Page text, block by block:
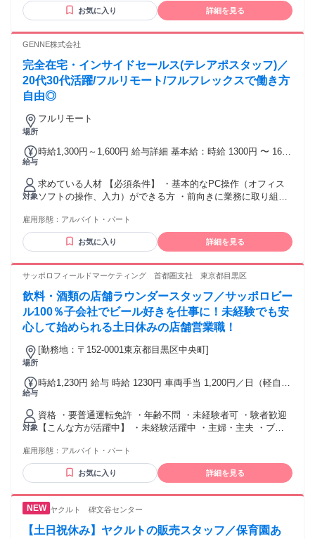
験歓迎 ✱第二新卒歓迎 ✱ブランクOK ✱フリーター歓迎 20
代・30代の若手や男女共に多数活躍中！ 同業・他社からの転
トから始めたい ✱運転や外回りの仕事が好き ✱色んなことに
∴‥∵‥∴‥∴‥∵‥∴‥∵‥ ⚡今回募集するお仕事では、 【写
真撮影】【カメラマン】 【webライター】【不動産事務】
【運送】【配送】【配達】 【デリバリー】【ドライバー】
【運転手】【軽貨物配送】 などの経験が活かせます！ 【不動
産仲介】【賃貸営業・管理】 【営業アシスタント】【SNS運
多数在籍中です♪
お気に入り 詳細を見る
GENNE株式会社
完全在宅・インサイドセールス(テレアポスタッフ)／
20代30代活躍/フルリモート/フルフレックスで働き方
自由◎
場所
フルリモート
給与
時給1,300円～1,600円 給与詳細 基本給：時給 1300円 〜 1600
1,600円となります！
対象
求めている人材 【必須条件】 ・基本的なPC操作（オフィス
ソフトの操作、入力）ができる方 ・前向きに業務に取り組め
・インサイドセールスのご経験
雇用形態： アルバイト・パート
お気に入り 詳細を見る
サッポロフィールドマーケティング 首都圏支社 東京都目黒区
飲料・酒類の店舗ラウンダースタッフ／サッポロビー
ル100％子会社でビール好きを仕事に！未経験でも安
心して始められる土日休みの店舗営業職！
場所
[勤務地：〒152-0001東京都目黒区中央町]
給与
時給1,230円 給与 時給 1230円 車両手当 1,200円／日（軽自動
勤手当 1,100円／日 ※1日4時間以上の外勤した日のみ 交通
費：交通費支給 ・電車、バス代 ・駐車場代 ・ガソリン代 ※
走行距離数を基に算出 ・高速道路などの有料道路料金
対象
資格 ・要普通運転免許 ・年齢不問 ・未経験者可 ・験者歓迎
【こんな方が活躍中】 ・未経験活躍中 ・主婦・主夫 ・ブラ
業、接客、販売を経験されていた方。 ラウンダーとしてのご
経験、スーパーやドラッグストア、酒類販売店でのスタッフ
経験など 勤務先は30代をはじめ、40代50代と 幅広い年齢層の
雇用形態： アルバイト・パート
お気に入り 詳細を見る
ヤクルト 碑文谷センター
【土日祝休み】ヤクルトの販売スタッフ／保育園あ